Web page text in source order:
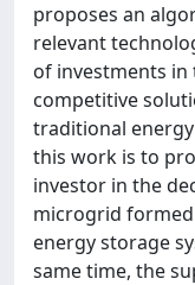
proposes an
relevant
of investments
competitive
traditional
this work is to
investor in the
microgrid
energy storage
same time, the